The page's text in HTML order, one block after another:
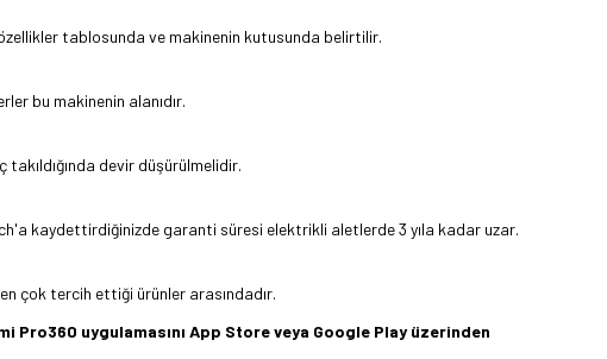
tablosunda ve makinenin kutusunda belirtilir.
bu makinenin alanıdır.
takıldığında devir düşürülmelidir.
kaydettirdiğinizde garanti süresi elektrikli aletlerde 3 yıla kadar uzar.
çok tercih ettiği ürünler arasındadır.
Pro360 uygulamasını App Store veya Google Play üzerinden